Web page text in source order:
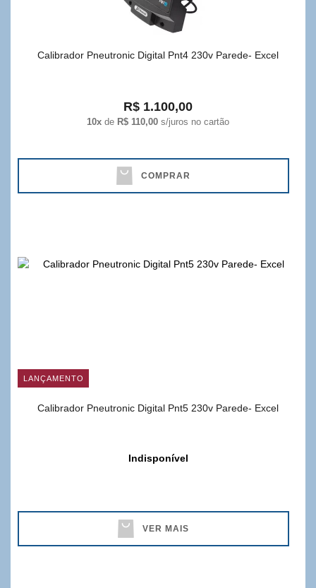
Calibrador Pneutronic Digital Pnt4 230v Parede- Excel
R$ 1.100,00
10x de R$ 110,00 s/juros no cartão
COMPRAR
LANÇAMENTO
Calibrador Pneutronic Digital Pnt5 230v Parede- Excel
Indisponível
VER MAIS